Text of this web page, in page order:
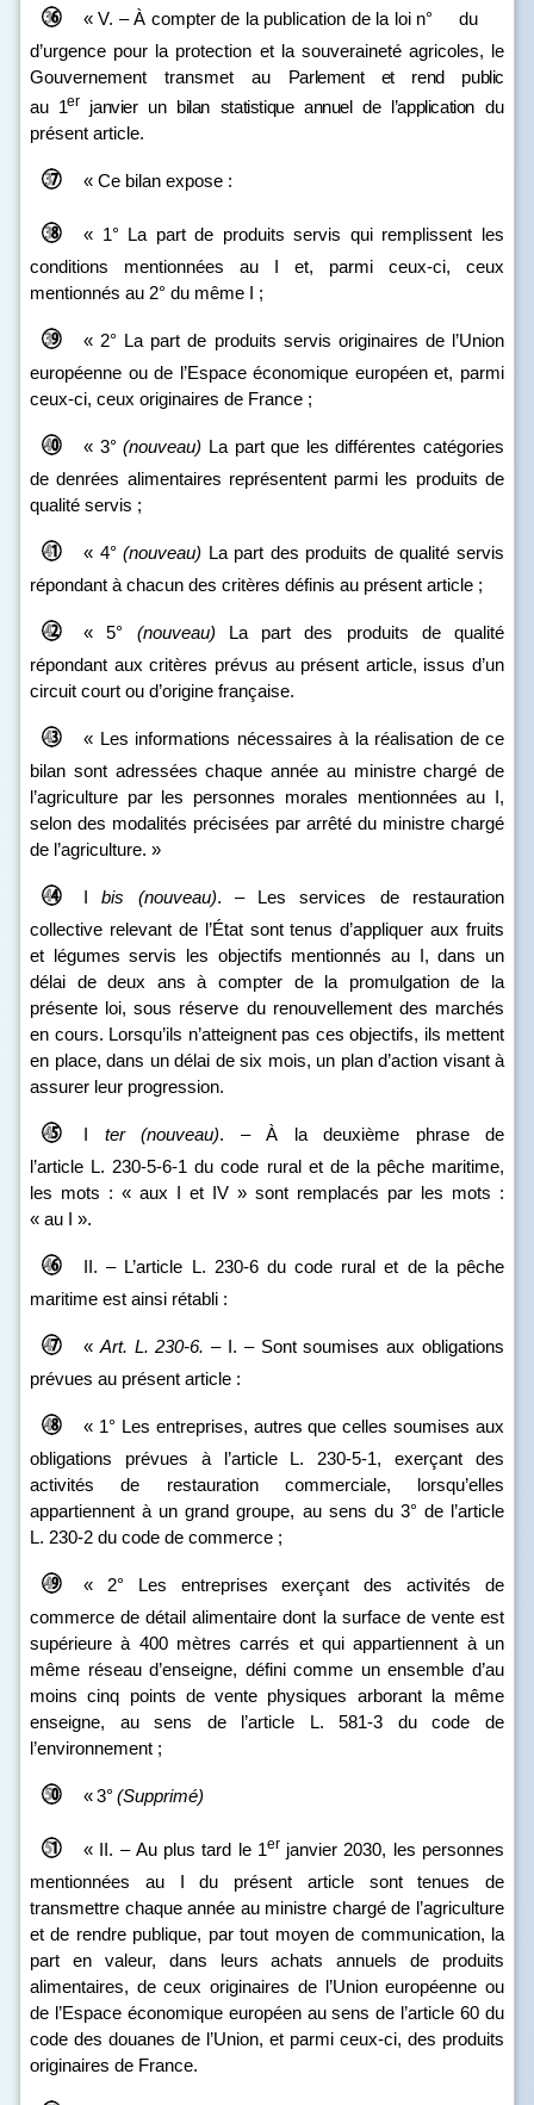
« V. – À compter de la publication de la loi n° du
d’urgence pour la protection et la souveraineté agricoles, le
Gouvernement transmet au Parlement et rend public
au 1er janvier un bilan statistique annuel de l’applicationdu
présent article.
« Ce bilan expose :
« 1° La part de produits servis qui remplissent les
conditions mentionnées au I et, parmi ceux‑ci, ceux
mentionnés au 2° du même I ;
« 2° La part de produits servis originaires de l’Union
européenne ou de l’Espace économique européen et, parmi
ceux‑ci, ceux originaires de France ;
« 3°(nouveau) La part que les différentes catégories
de denrées alimentaires représentent parmi les produits de
qualité servis ;
« 4°(nouveau) La part des produits de qualité servis
répondant à chacun des critères définis au présent article ;
« 5° (nouveau) La part des produits de qualité
répondant aux critères prévus au présent article, issus d’un
circuit court ou d’origine française.
« Les informations nécessaires à la réalisation de ce
bilan sont adressées chaque année au ministre chargé de
l’agriculture par les personnes morales mentionnées au I,
selon des modalités précisées par arrêté du ministre chargé
de l’agriculture. »
Ibis (nouveau). – Les services de restauration
collective relevant de l’État sont tenus d’appliquer aux fruits
et légumes servis les objectifs mentionnés au I, dans un
délai de deux ans à compter de la promulgation de la
présente loi, sous réserve du renouvellement des marchés
en cours. Lorsqu’ils n’atteignent pas ces objectifs, ils mettent
en place, dans un délai de six mois, un plan d’action visant à
assurer leur progression.
I ter (nouveau). – À la deuxième phrase de
l’article L. 230‑5-6‑1 du code rural et de la pêche maritime,
les mots : « aux I et IV » sont remplacés par les mots :
« au I ».
II. – L’article L. 230‑6 du code rural et de la pêche
maritime est ainsi rétabli :
« Art. L. 230‑6. – I. – Sont soumises aux obligations
prévues au présent article :
« 1° Les entreprises, autres que celles soumises aux
obligations prévues à l’article L. 230‑5‑1, exerçant des
activités de restauration commerciale, lorsqu’elles
appartiennent à un grand groupe, au sens du 3° de l’article
L. 230‑2 du code de commerce ;
« 2° Les entreprises exerçant des activités de
commerce de détail alimentaire dont la surface de vente est
supérieure à 400 mètres carrés et qui appartiennent à un
même réseau d’enseigne, défini comme un ensemble d’au
moins cinq points de vente physiques arborant la même
enseigne, au sens de l’article L. 581‑3 du code de
l’environnement ;
« 3°(Supprimé)
« II. – Au plus tard le 1er janvier 2030, les personnes
mentionnées au I du présent article sont tenues de
transmettre chaque année au ministre chargé de l’agriculture
et de rendre publique, par tout moyen de communication, la
part en valeur, dans leurs achats annuels de produits
alimentaires, de ceux originaires de l’Union européenne ou
de l’Espace économique européen au sens de l’article 60 du
code des douanes de l’Union, et parmi ceux-ci, des produits
originaires de France.